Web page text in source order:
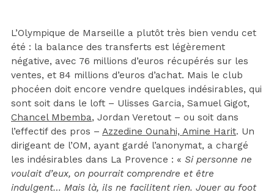
L’Olympique de Marseille a plutôt très bien vendu cet
été : la balance des transferts est légèrement
négative, avec 76 millions d’euros récupérés sur les
ventes, et 84 millions d’euros d’achat. Mais le club
phocéen doit encore vendre quelques indésirables, qui
sont soit dans le loft – Ulisses Garcia, Samuel Gigot,
Chancel Mbemba, Jordan Veretout – ou soit dans
l’effectif des pros – Azzedine Ounahi, Amine Harit. Un
dirigeant de l’OM, ayant gardé l’anonymat, a chargé
les indésirables dans La Provence : « Si personne ne
voulait d’eux, on pourrait comprendre et être
indulgent… Mais là, ils ne facilitent rien. Jouer au foot